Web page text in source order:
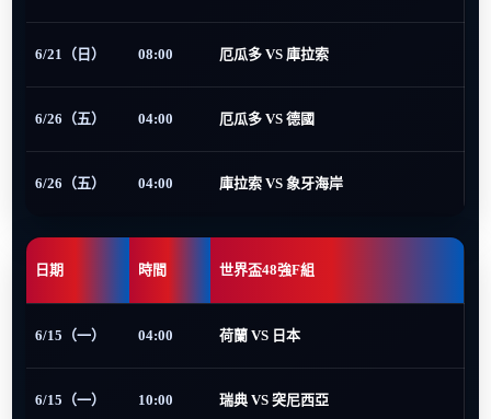
6/21（日） 08:00 厄瓜多 VS 庫拉索
6/26（五） 04:00 厄瓜多 VS 德國
6/26（五） 04:00 庫拉索 VS 象牙海岸
日期 時間 世界盃48強F組
6/15（一） 04:00 荷蘭 VS 日本
6/15（一） 10:00 瑞典 VS 突尼西亞